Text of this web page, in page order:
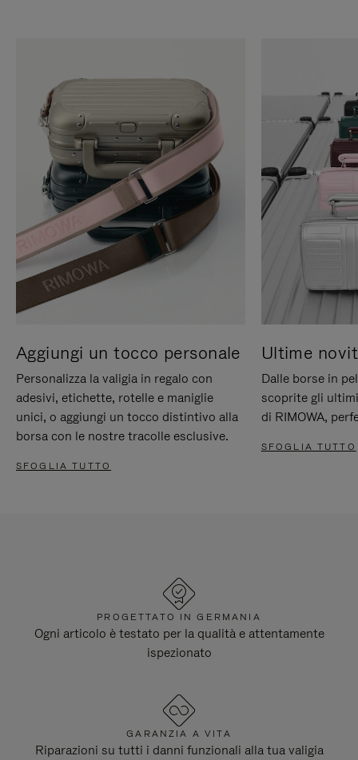
Aggiungi un tocco personale
Personalizza la valigia in regalo con
adesivi, etichette, rotelle e maniglie
unici, o aggiungi un tocco distintivo alla
borsa con le nostre tracolle esclusive.
SFOGLIA TUTTO
Ultime
Dalle borse in
scoprite gli
di RIMOWA,
SFOGLIA TUTTO
PROGETTATO IN GERMANIA
Ogni articolo è testato per la qualità e attentamente
ispezionato
GARANZIA A VITA
Riparazioni su tutti i danni funzionali alla tua valigia